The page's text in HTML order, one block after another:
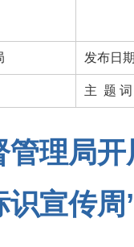
发布日
主 题 词
理局
识宣传周